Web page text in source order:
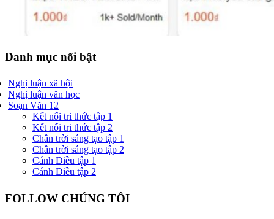
Danh mục nổi bật
Nghị luận xã hội
Nghị luận văn học
Soạn Văn 12
Kết nối tri thức tập 1
Kết nối tri thức tập 2
Chân trời sáng tạo tập 1
Chân trời sáng tạo tập 2
Cánh Diều tập 1
Cánh Diều tập 2
FOLLOW CHÚNG TÔI